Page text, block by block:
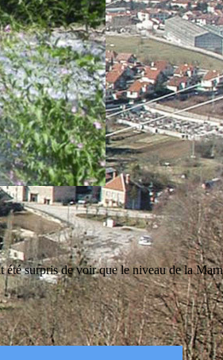
surpris de voir que le niveau de la